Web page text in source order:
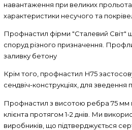
навантаження при великих
характеристики несучого та
Профнастил фірми "Сталевий Світ"
споруд різного призначення.
заливку бетону
Крім того, профнастил Н75
сендвіч-конструкціях, для зведення
Профнастил з висотою ребра 75 мм
клієнта протягом 1-2 днів. Ми
виробників, що підтверджується